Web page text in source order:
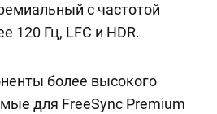
с частотой
120 Гц, LFC и HDR.
более высокого
для FreeSync Premium